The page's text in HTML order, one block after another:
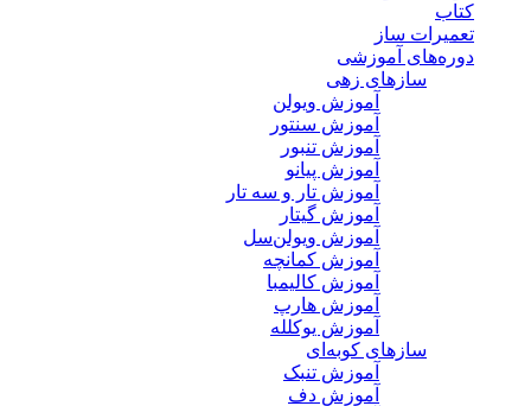
کتاب
تعمیرات ساز
دوره‌های آموزشی
سازهای زهی
آموزش ویولن
آموزش سنتور
آموزش تنبور
آموزش پیانو
آموزش تار و سه تار
آموزش گیتار
آموزش ویولن‌سل
آموزش کمانچه
آموزش کالیمبا
آموزش هارپ
آموزش یوکلله
سازهای کوبه‌ای
آموزش تنبک
آموزش دف